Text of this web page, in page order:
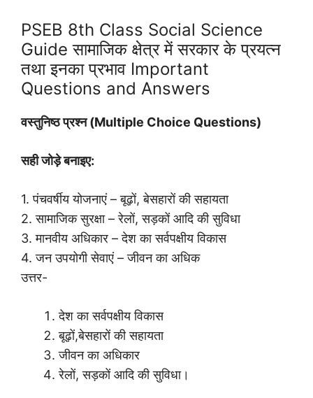
PSEB 8th Class Social Science
Guide सामाजिक क्षेत्र में सरकार के प्रयत्न
तथा इनका प्रभाव Important
Questions and Answers
वस्तुनिष्ठ प्रश्न (Multiple Choice Questions)
सही जोड़े बनाइए:
1. पंचवर्षीय योजनाएं – बूढ़ों, बेसहारों की सहायता
2. सामाजिक सुरक्षा – रेलों, सड़कों आदि की सुविधा
3. मानवीय अधिकार – देश का सर्वपक्षीय विकास
4. जन उपयोगी सेवाएं – जीवन का अधिक
उत्तर-
देश का सर्वपक्षीय विकास
बूढ़ों,बेसहारों की सहायता
जीवन का अधिकार
रेलों, सड़कों आदि की सुविधा।